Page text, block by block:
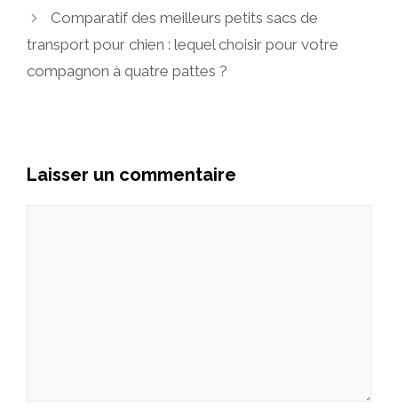
Comparatif des meilleurs petits sacs de
transport pour chien : lequel choisir pour votre
compagnon à quatre pattes ?
Laisser un commentaire